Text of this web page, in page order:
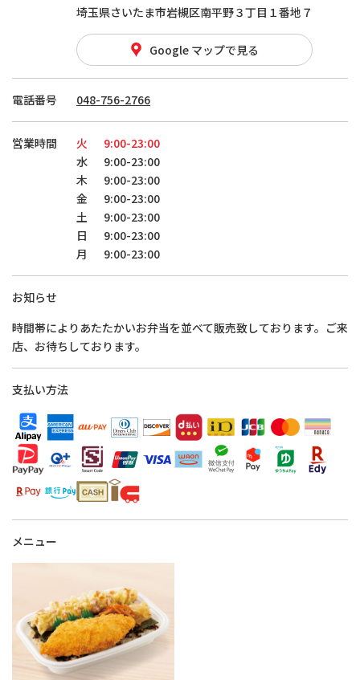
埼玉県さいたま市岩槻区南平野３丁目１番地７
Google マップで見る
電話番号 048-756-2766
営業時間 火
9:00-23:00
水
9:00-23:00
木
9:00-23:00
金
9:00-23:00
土
9:00-23:00
日
9:00-23:00
月
9:00-23:00
お知らせ
時間帯によりあたたかいお弁当を並べて販売致しております。ご来
店、お待ちしております。
支払い方法
メニュー